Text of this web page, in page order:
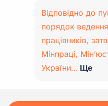
Відповідно до
порядок
працівників,
Мінпраці,
України… Ще